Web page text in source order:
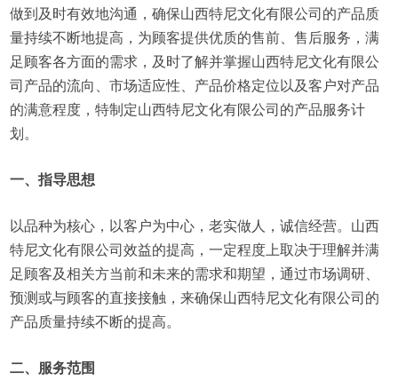
做到及时有效地沟通，确保山西特尼文化有限公司的产品质
量持续不断地提高，为顾客提供优质的售前、售后服务，满
足顾客各方面的需求，及时了解并掌握山西特尼文化有限公
司产品的流向、市场适应性、产品价格定位以及客户对产品
的满意程度，特制定山西特尼文化有限公司的产品服务计
划。
一、指导思想
以品种为核心，以客户为中心，老实做人，诚信经营。山西
特尼文化有限公司效益的提高，一定程度上取决于理解并满
足顾客及相关方当前和未来的需求和期望，通过市场调研、
预测或与顾客的直接接触，来确保山西特尼文化有限公司的
产品质量持续不断的提高。
二、服务范围